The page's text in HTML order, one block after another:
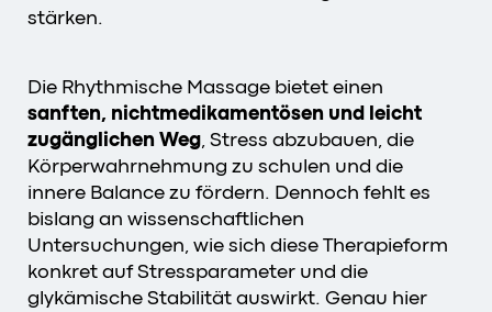
stärken.
Die Rhythmische Massage bietet einen
sanften, nichtmedikamentösen und leicht
zugänglichen Weg, Stress abzubauen, die
Körperwahrnehmung zu schulen und die
innere Balance zu fördern. Dennoch fehlt es
bislang an wissenschaftlichen
Untersuchungen, wie sich diese Therapieform
konkret auf Stressparameter und die
glykämische Stabilität auswirkt. Genau hier